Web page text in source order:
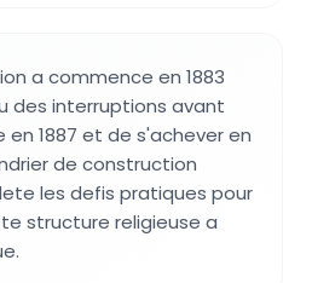
a commence en 1883
des interruptions avant
en 1887 et de s'achever en
de construction
les defis pratiques pour
structure religieuse a